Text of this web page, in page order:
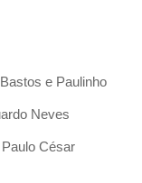
e Paulinho
Neves
César